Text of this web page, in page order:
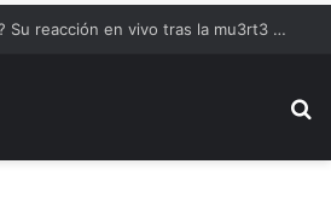
¿Quién es ‘La Beba’? Su reacción en vivo tras la mu3rt3 de César Gastélum se viraliza